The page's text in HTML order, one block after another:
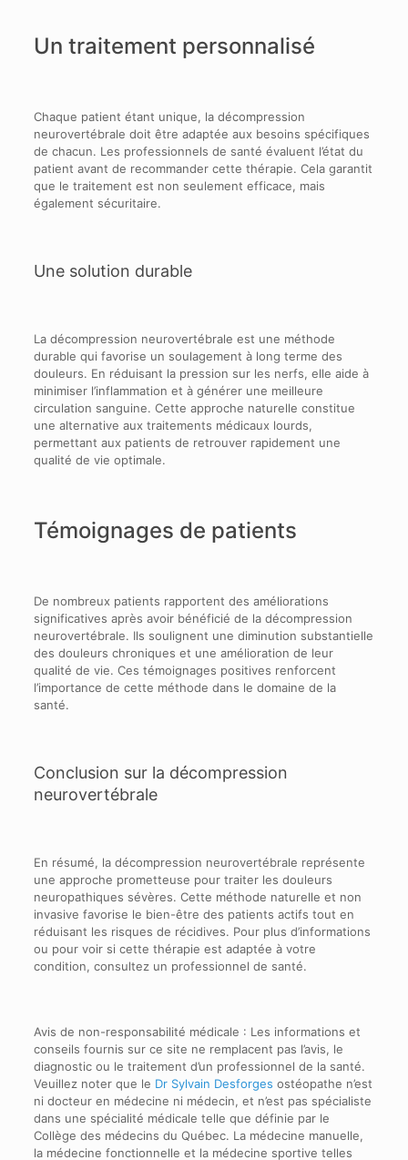
Un traitement personnalisé
Chaque patient étant unique, la décompression
neurovertébrale doit être adaptée aux besoins spécifiques
de chacun. Les professionnels de santé évaluent l’état du
patient avant de recommander cette thérapie. Cela garantit
que le traitement est non seulement efficace, mais
également sécuritaire.
Une solution durable
La décompression neurovertébrale est une méthode
durable qui favorise un soulagement à long terme des
douleurs. En réduisant la pression sur les nerfs, elle aide à
minimiser l’inflammation et à générer une meilleure
circulation sanguine. Cette approche naturelle constitue
une alternative aux traitements médicaux lourds,
permettant aux patients de retrouver rapidement une
qualité de vie optimale.
Témoignages de patients
De nombreux patients rapportent des améliorations
significatives après avoir bénéficié de la décompression
neurovertébrale. Ils soulignent une diminution substantielle
des douleurs chroniques et une amélioration de leur
qualité de vie. Ces témoignages positives renforcent
l’importance de cette méthode dans le domaine de la
santé.
Conclusion sur la décompression
neurovertébrale
En résumé, la décompression neurovertébrale représente
une approche prometteuse pour traiter les douleurs
neuropathiques sévères. Cette méthode naturelle et non
invasive favorise le bien-être des patients actifs tout en
réduisant les risques de récidives. Pour plus d’informations
ou pour voir si cette thérapie est adaptée à votre
condition, consultez un professionnel de santé.
Avis de non-responsabilité médicale : Les informations et
conseils fournis sur ce site ne remplacent pas l’avis, le
diagnostic ou le traitement d’un professionnel de la santé.
Veuillez noter que le Dr Sylvain Desforges ostéopathe n’est
ni docteur en médecine ni médecin, et n’est pas spécialiste
dans une spécialité médicale telle que définie par le
Collège des médecins du Québec. La médecine manuelle,
la médecine fonctionnelle et la médecine sportive telles